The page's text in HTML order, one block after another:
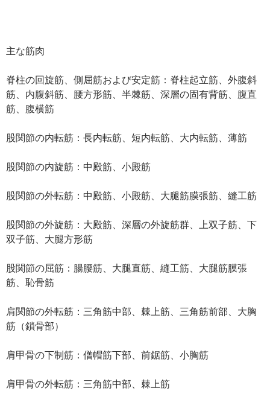
主な筋肉
脊柱の回旋筋、側屈筋および安定筋：脊柱起立筋、外腹斜
筋、内腹斜筋、腰方形筋、半棘筋、深層の固有背筋、腹直
筋、腹横筋
股関節の内転筋：長内転筋、短内転筋、大内転筋、薄筋
股関節の内旋筋：中殿筋、小殿筋
股関節の外転筋：中殿筋、小殿筋、大腿筋膜張筋、縫工筋
股関節の外旋筋：大殿筋、深層の外旋筋群、上双子筋、下
双子筋、大腿方形筋
股関節の屈筋：腸腰筋、大腿直筋、縫工筋、大腿筋膜張
筋、恥骨筋
肩関節の外転筋：三角筋中部、棘上筋、三角筋前部、大胸
筋（鎖骨部）
肩甲骨の下制筋：僧帽筋下部、前鋸筋、小胸筋
肩甲骨の外転筋：三角筋中部、棘上筋